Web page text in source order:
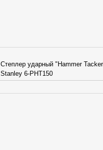
Степлер ударный "Hammer
Stanley 6-PHT150